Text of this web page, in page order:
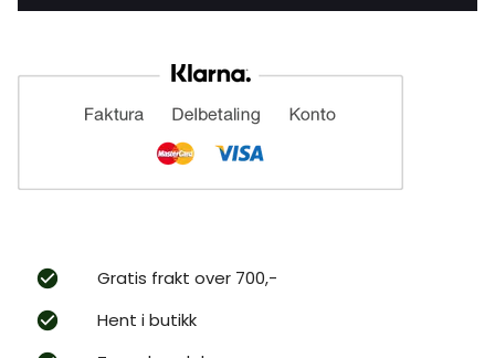
Gratis frakt over 700,-
Hent i butikk